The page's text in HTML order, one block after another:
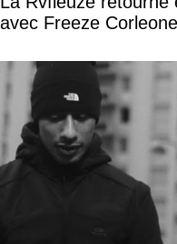
avec Freeze Corleone